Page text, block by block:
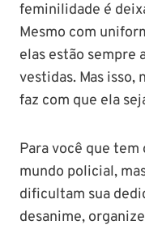
feminilidade é
Mesmo com
elas estão sempre
vestidas. Mas isso,
faz com que ela
Para você que tem
mundo policial,
dificultam sua
desanime,